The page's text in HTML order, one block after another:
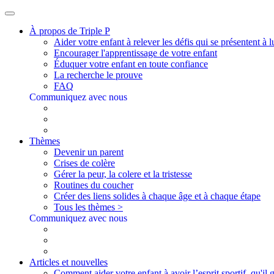
À propos de Triple P
Aider votre enfant à relever les défis qui se présentent à
Encourager l'apprentissage de votre enfant
Éduquer votre enfant en toute confiance
La recherche le prouve
FAQ
Communiquez avec nous
Thèmes
Devenir un parent
Crises de colère
Gérer la peur, la colere et la tristesse
Routines du coucher
Créer des liens solides à chaque âge et à chaque étape
Tous les thèmes >
Communiquez avec nous
Articles et nouvelles